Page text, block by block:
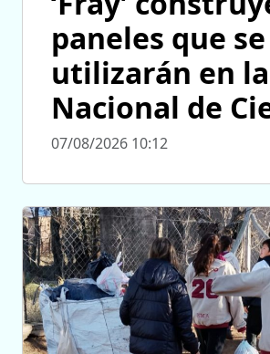
paneles que se
utilizarán en
Nacional de
07/08/2026 10:12